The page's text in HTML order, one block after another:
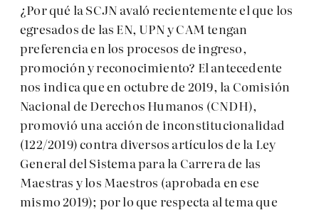
¿Por qué la SCJN avaló recientemente el que los
egresados de las EN, UPN y CAM tengan
preferencia en los procesos de ingreso,
promoción y reconocimiento? El antecedente
nos indica que en octubre de 2019, la Comisión
Nacional de Derechos Humanos (CNDH),
promovió una acción de inconstitucionalidad
(122/2019) contra diversos artículos de la Ley
General del Sistema para la Carrera de las
Maestras y los Maestros (aprobada en ese
mismo 2019); por lo que respecta al tema que